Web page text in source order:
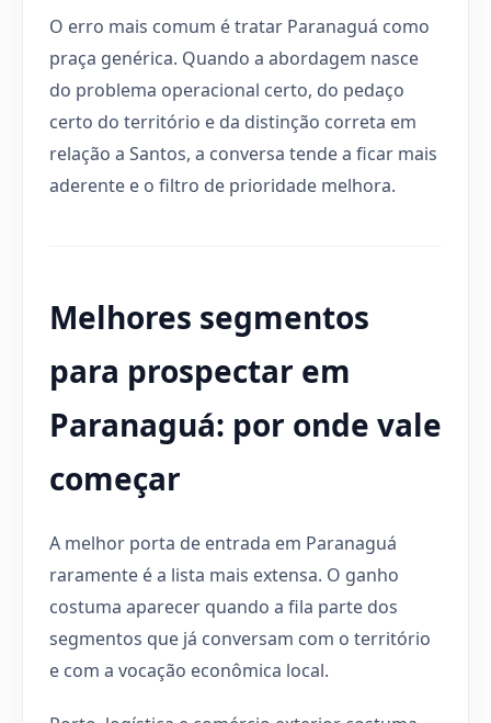
O erro mais comum é tratar Paranaguá como
praça genérica. Quando a abordagem nasce
do problema operacional certo, do pedaço
certo do território e da distinção correta em
relação a Santos, a conversa tende a ficar mais
aderente e o filtro de prioridade melhora.
Melhores segmentos
para prospectar em
Paranaguá: por onde vale
começar
A melhor porta de entrada em Paranaguá
raramente é a lista mais extensa. O ganho
costuma aparecer quando a fila parte dos
segmentos que já conversam com o território
e com a vocação econômica local.